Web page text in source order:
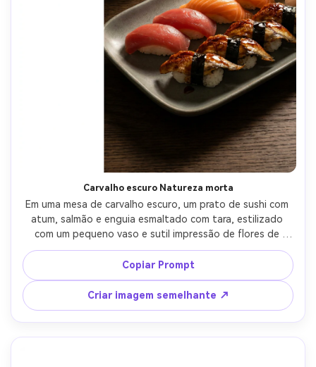
Carvalho escuro Natureza morta
Em uma mesa de carvalho escuro, um prato de sushi com
atum, salmão e enguia esmaltado com tara, estilizado
com um pequeno vaso e sutil impressão de flores de
aquarela ao lado, espaço negativo pronto para cartaz
para manchete, luz lateral quente, Canon EOS R5 85mm
f/1.2, ângulo de três quartos, clima de jantar íntimo, brilho
de comida fotorealista, sombras naturais, alta resolução,
foco nítido-AR 4:5
Copiar Prompt
Criar imagem semelhante ↗